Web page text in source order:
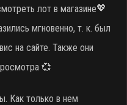
💖
мгновенно, т. к. был
на сайте. Также они
💞
Как только в нем